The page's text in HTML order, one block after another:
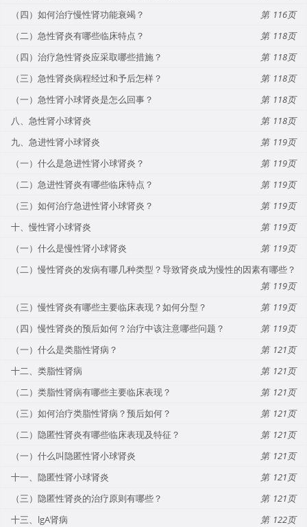
（四）如何治疗慢性肾功能衰竭？
116
（二）急性肾炎有哪些临床特点？
118
（四）治疗急性肾炎应采取哪些措施？
118
（三）急性肾炎病程经过和予后怎样？
118
（一）急性肾小球肾炎是怎么回事？
118
八、急性肾小球肾炎
118
九、急进性肾小球肾炎
119
（一）什么是急进性肾小球肾炎？
119
（二）急进性肾炎有哪些临床特点？
119
（三）如何治疗急进性肾小球肾炎？
119
十、慢性肾小球肾炎
119
（一）什么是慢性肾小球肾炎
119
（二）慢性肾炎的发病有哪几种类型？导致肾炎成为慢性的因素有哪些？
119
（三）慢性肾炎有哪些主要临床表现？如何分型？
119
（四）慢性肾炎的预后如何？治疗中该注意哪些问题？
119
（一）什么是类脂性肾病？
121
十二、类脂性肾病
121
（二）类脂性肾病有哪些主要临床表现？
121
（三）如何治疗类脂性肾病？预后如何？
121
（二）隐匿性肾炎有哪些临床表现及特征？
121
（一）什么叫隐匿性肾小球肾炎
121
十一、隐匿性肾小球肾炎
121
（三）隐匿性肾炎的治疗原则有哪些？
121
十三、lgA肾病
122